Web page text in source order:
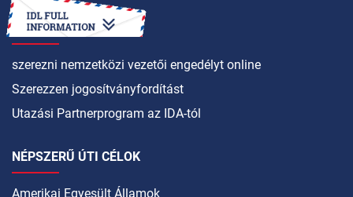
HOGYAN LEHET
szerezni nemzetközi vezetői engedélyt online
Szerezzen jogosítványfordítást
Utazási Partnerprogram az IDA-tól
NÉPSZERŰ ÚTI CÉLOK
Amerikai Egyesült Államok